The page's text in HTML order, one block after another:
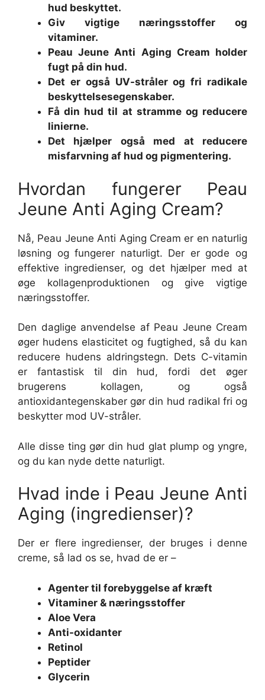
hud beskyttet.
Giv vigtige næringsstoffer og
vitaminer.
Peau Jeune Anti Aging Cream holder
fugt på din hud.
Det er også UV-stråler og fri radikale
beskyttelsesegenskaber.
Få din hud til at stramme og reducere
linierne.
Det hjælper også med at reducere
misfarvning af hud og pigmentering.
Hvordan fungerer Peau
Jeune Anti Aging Cream?
Nå, Peau Jeune Anti Aging Cream er en naturlig
løsning og fungerer naturligt. Der er gode og
effektive ingredienser, og det hjælper med at
øge kollagenproduktionen og give vigtige
næringsstoffer.
Den daglige anvendelse af Peau Jeune Cream
øger hudens elasticitet og fugtighed, så du kan
reducere hudens aldringstegn. Dets C-vitamin
er fantastisk til din hud, fordi det øger
brugerens kollagen, og også
antioxidantegenskaber gør din hud radikal fri og
beskytter mod UV-stråler.
Alle disse ting gør din hud glat plump og yngre,
og du kan nyde dette naturligt.
Hvad inde i Peau Jeune Anti
Aging (ingredienser)?
Der er flere ingredienser, der bruges i denne
creme, så lad os se, hvad de er –
Agenter til forebyggelse af kræft
Vitaminer & næringsstoffer
Aloe Vera
Anti-oxidanter
Retinol
Peptider
Glycerin